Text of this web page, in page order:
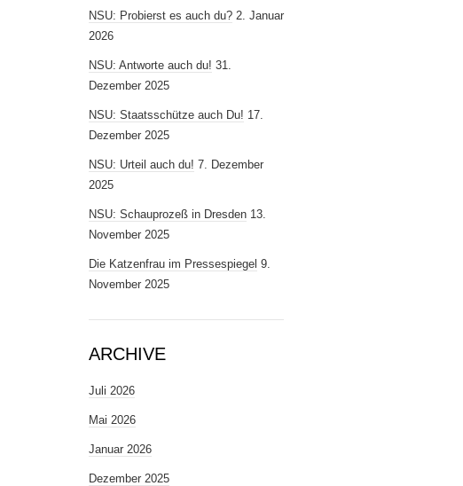
NSU: Probierst es auch du? 2. Januar
2026
NSU: Antworte auch du! 31.
Dezember 2025
NSU: Staatsschütze auch Du! 17.
Dezember 2025
NSU: Urteil auch du! 7. Dezember
2025
NSU: Schauprozeß in Dresden 13.
November 2025
Die Katzenfrau im Pressespiegel 9.
November 2025
ARCHIVE
Juli 2026
Mai 2026
Januar 2026
Dezember 2025